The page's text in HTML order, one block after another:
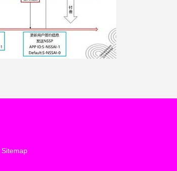
Sitemap